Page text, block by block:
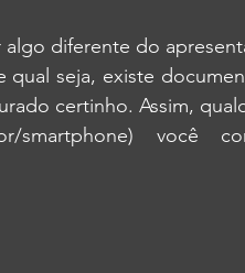
diferente do
seja, existe
certinho. Assim,
smartphone) você